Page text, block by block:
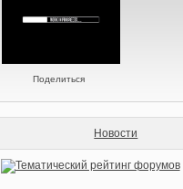
Поделиться
Новости